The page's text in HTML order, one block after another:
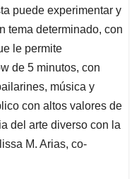
puede experimentar y
tema determinado, con
le permite
de 5 minutos, con
música y
con altos valores de
del arte diverso con la
M. Arias, co-